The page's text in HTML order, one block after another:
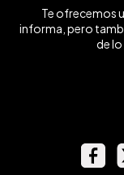
Te ofrecemos
informa, pero
de lo